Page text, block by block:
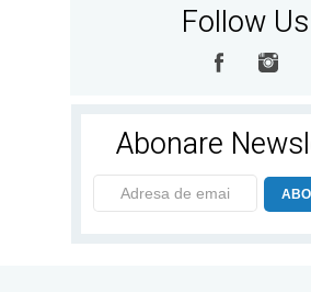
Follow Us
Abonare